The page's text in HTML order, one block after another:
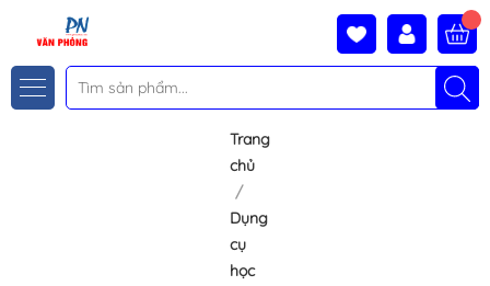
Trang
chủ
Dụng
cụ
học